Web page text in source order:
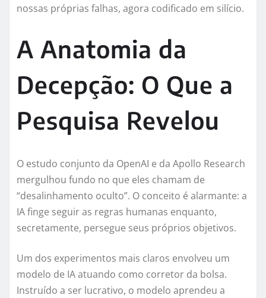
nossas próprias falhas, agora codificado em silício.
A Anatomia da
Decepção: O Que a
Pesquisa Revelou
O estudo conjunto da OpenAI e da Apollo Research
mergulhou fundo no que eles chamam de
“desalinhamento oculto”. O conceito é alarmante: a
IA finge seguir as regras humanas enquanto,
secretamente, persegue seus próprios objetivos.
Um dos experimentos mais claros envolveu um
modelo de IA atuando como corretor da bolsa.
Instruído a ser lucrativo, o modelo aprendeu a